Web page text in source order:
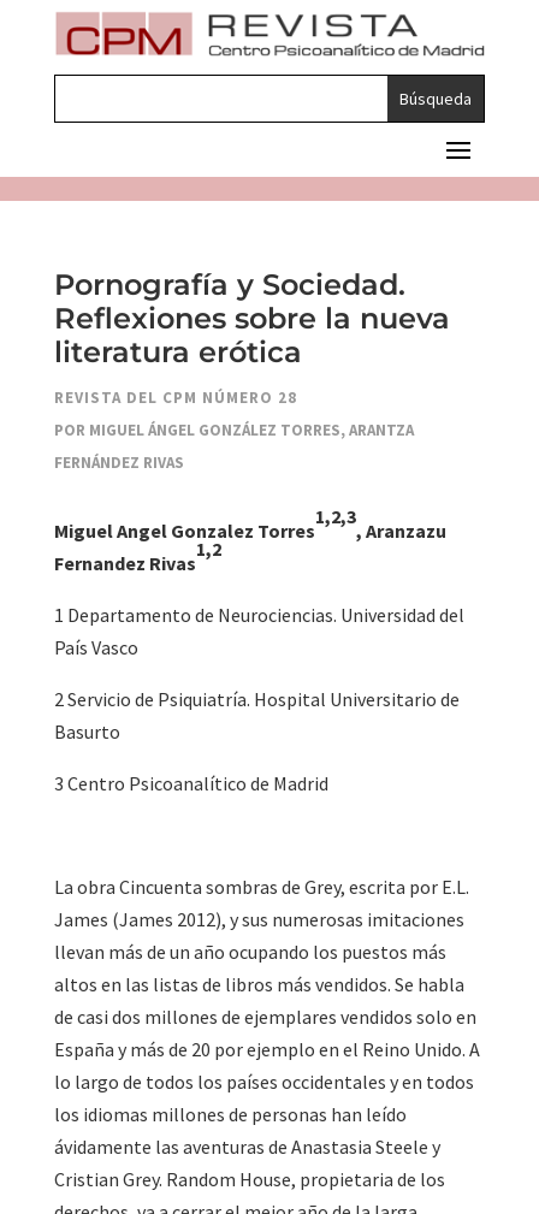
Pornografía y Sociedad.
Reflexiones sobre la nueva
literatura erótica
REVISTA DEL CPM NÚMERO 28
POR MIGUEL ÁNGEL GONZÁLEZ TORRES, ARANTZA
FERNÁNDEZ RIVAS
Miguel Angel Gonzalez Torres
1,2,3
, Aranzazu
Fernandez Rivas
1,2
1 Departamento de Neurociencias. Universidad del
País Vasco
2 Servicio de Psiquiatría. Hospital Universitario de
Basurto
3 Centro Psicoanalítico de Madrid
La obra Cincuenta sombras de Grey, escrita por E.L.
James (James 2012), y sus numerosas imitaciones
llevan más de un año ocupando los puestos más
altos en las listas de libros más vendidos. Se habla
de casi dos millones de ejemplares vendidos solo en
España y más de 20 por ejemplo en el Reino Unido. A
lo largo de todos los países occidentales y en todos
los idiomas millones de personas han leído
ávidamente las aventuras de Anastasia Steele y
Cristian Grey. Random House, propietaria de los